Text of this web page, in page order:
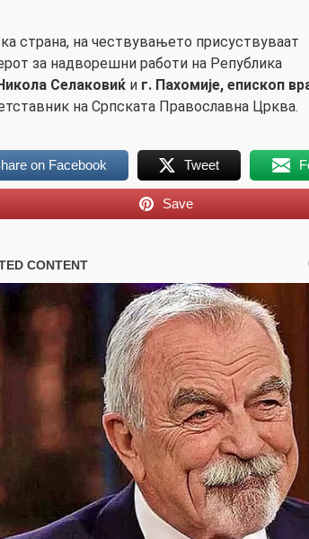
страна, на чествувањето присуствуваат
за надворешни работи на Република
Селаковиќ и г. Пахомије, епископ
на Српската Православна Црква.
on Facebook Tweet
Save